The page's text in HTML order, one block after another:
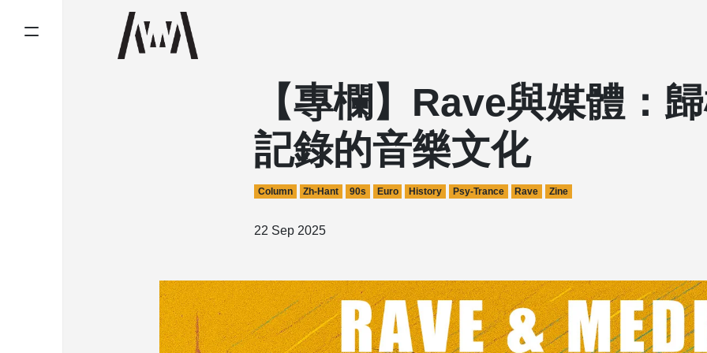
【專欄】Rave與媒體：
記錄的音樂文化
Column Zh-Hant 90s Euro History Psy-Trance Rave Zine
22 Sep 2025